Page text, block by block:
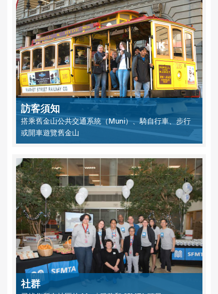
訪客須知
搭乘舊金山公共交通系統（Muni）、騎自行車、步行
或開車遊覽舊金山
社群